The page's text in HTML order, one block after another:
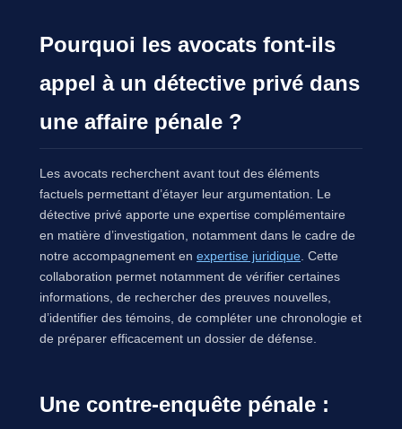
Pourquoi les avocats font-ils
appel à un détective privé dans
une affaire pénale ?
Les avocats recherchent avant tout des éléments
factuels permettant d’étayer leur argumentation. Le
détective privé apporte une expertise complémentaire
en matière d’investigation, notamment dans le cadre de
notre accompagnement en expertise juridique . Cette
collaboration permet notamment de vérifier certaines
informations, de rechercher des preuves nouvelles,
d’identifier des témoins, de compléter une chronologie et
de préparer efficacement un dossier de défense.
Une contre-enquête pénale :